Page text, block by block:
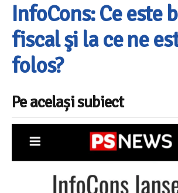
InfoCons: Ce este
fiscal şi la ce ne
folos?
Pe același subiect